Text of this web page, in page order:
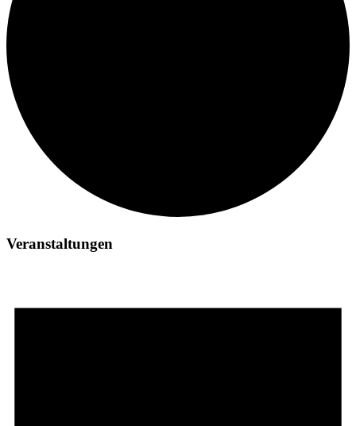
Veranstaltungen